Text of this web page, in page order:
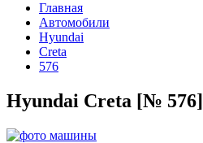
Главная
Автомобили
Hyundai
Creta
576
Hyundai Creta [№ 576]